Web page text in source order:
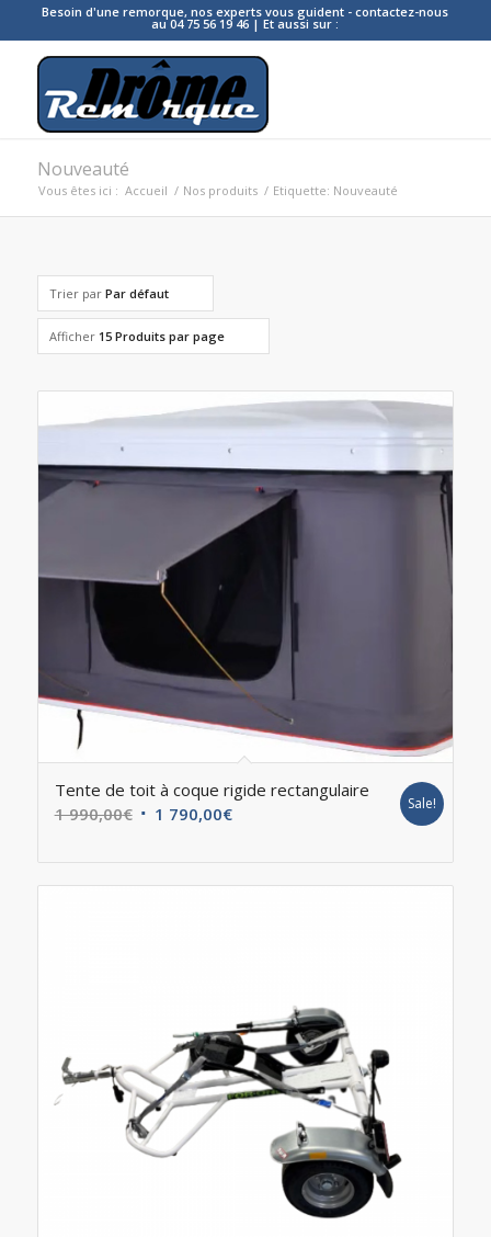
Besoin d'une remorque, nos experts vous guident - contactez-nous
au 04 75 56 19 46 | Et aussi sur :
Nouveauté
Vous êtes ici : Accueil / Nos produits / Etiquette: Nouveauté
Trier par Par défaut
Afficher 15 Produits par page
Tente de toit à coque rigide rectangulaire
1 990,00€ 1 790,00€ Sale!